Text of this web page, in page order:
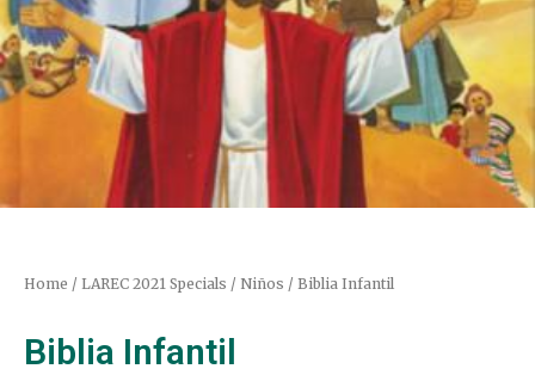
Home / LAREC 2021 Specials / Niños / Biblia Infantil
Biblia Infantil